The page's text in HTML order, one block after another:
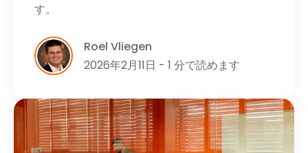
す。
Roel Vliegen
2026年2月11日 - 1 分で読めます